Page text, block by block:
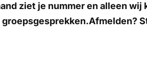
ziet je nummer en alleen